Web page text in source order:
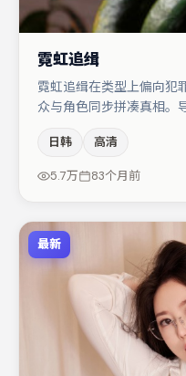
霓虹追缉
霓虹追缉在类型上偏向犯
众与角色同步拼凑真相。
事驱动，金高银、文淇分
场次而定）。整体完成度
日韩 高清
5.7万 83个月前
最新